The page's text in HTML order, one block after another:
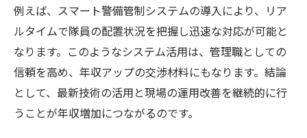
例えば、スマート警備管制システムの導入により、リア
ルタイムで隊員の配置状況を把握し迅速な対応が可能と
なります。このようなシステム活用は、管理職としての
信頼を高め、年収アップの交渉材料にもなります。結論
として、最新技術の活用と現場の運用改善を継続的に行
うことが年収増加につながるのです。